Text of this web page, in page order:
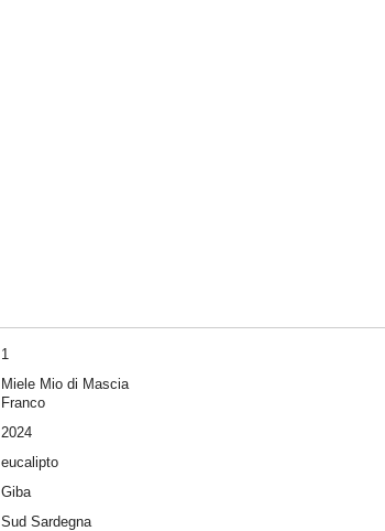
1
Miele Mio di Mascia
Franco
2024
eucalipto
Giba
Sud Sardegna